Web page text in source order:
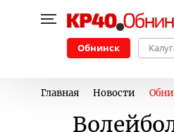
Обнинск
Главная Новости